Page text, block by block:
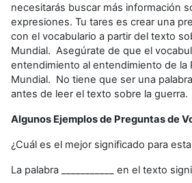
necesitarás buscar más información
expresiones. Tu tares es crear una
con el vocabulario a partir del texto
Mundial. Asegúrate de que el
entendimiento al entendimiento de la
Mundial. No tiene que ser una
antes de leer el texto sobre la guerra.
Algunos Ejemplos de Preguntas de
¿Cuál es el mejor significado para esta
La palabra ___________ en el texto